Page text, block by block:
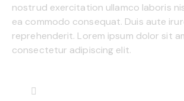
nostrud exercitation ullamco laboris
ea commodo consequat. Duis aute
reprehenderit. Lorem ipsum dolor sit
consectetur adipiscing elit.